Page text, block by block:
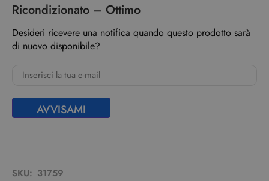
Ricondizionato – Ottimo
Desideri ricevere una notifica quando questo prodotto sarà
di nuovo disponibile?
AVVISAMI
SKU: 31759